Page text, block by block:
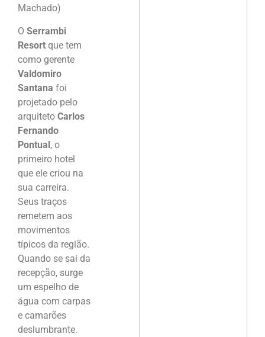
Machado)
O Serrambi
Resort que tem
como gerente
Valdomiro
Santana foi
projetado pelo
arquiteto Carlos
Fernando
Pontual, o
primeiro hotel
que ele criou na
sua carreira.
Seus traços
remetem aos
movimentos
típicos da região.
Quando se sai da
recepção, surge
um espelho de
água com carpas
e camarões
deslumbrante.